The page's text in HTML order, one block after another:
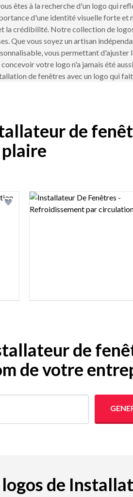
êtes à la recherche d'un logo qui
d'une identité visuelle forte et
crédibilité. Notre collection de
Que vous soyez un artisan
vous permettant d'ajuster
votre logo n'a jamais été
de fenêtres avec un logo qui
de
plaire
Add logo to shortlist
Logo preview image
de
de votre
de